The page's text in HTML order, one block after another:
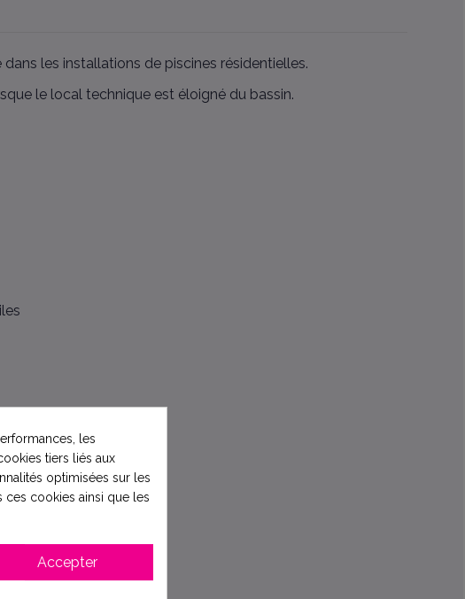
les installations de piscines résidentielles.
le local technique est éloigné du bassin.
les
tiers liés aux
optimisées sur les
ces cookies ainsi que les
Accepter